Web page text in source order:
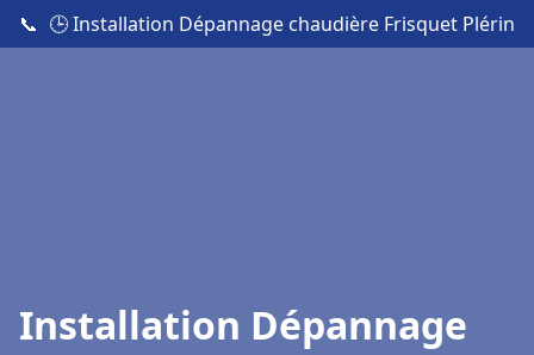
📞 🕒 Installation Dépannage chaudière Frisquet Plérin
Installation Dépannage